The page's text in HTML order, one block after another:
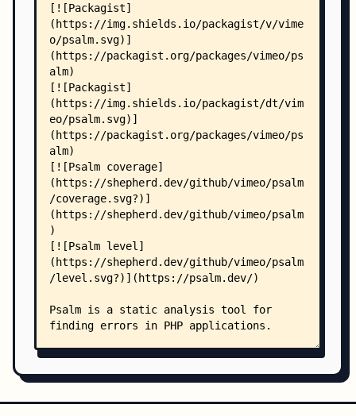
    │   └── psalm-phar/
    │       ├── README.md
    │       ├── composer.json
    │       └── dot-gitignore
    ├── dictionaries/
    │   ├── ImpureFunctionsList.php
    │   ├── InternalTaintSinkMap.php
    │   ├── ManualPropertyMap.php
    │   ├── PropertyMap.php
    │   └── override/
    │       ├── CallMap_71_delta.php
    │       ├── CallMap_73_delta.php
    │       ├── CallMap_74_delta.php
    │       ├── CallMap_82_delta.php
    │       ├── CallMap_83_delta.php
    │       └── CallMap_84_delta.php
    ├── docs/
    │   ├── README.md
    │   │   ├── adding_assertions.md
    │   │   ├── assertion_syntax.md
    │   │   ├── templated_annotations.md
    │   │   ├── type_variables.md
    │   │   └── type_syntax/